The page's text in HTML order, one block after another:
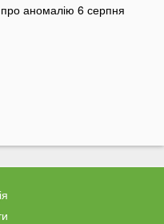
аномалію 6 серпня
через 48 годин: вони
робити на Яблучний